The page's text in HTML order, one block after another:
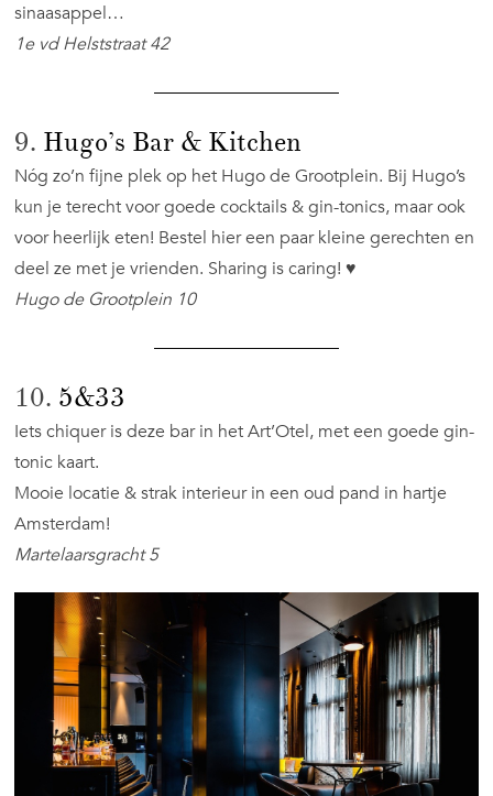
sinaasappel…
1evd Helststraat 42
9. Hugo’s Bar & Kitchen
Nóg zo’n fijne plek op het Hugo de Grootplein. Bij Hugo’s
kun je terecht voor goede cocktails & gin-tonics, maar ook
voor heerlijk eten! Bestel hier een paar kleine gerechten en
deel ze met je vrienden. Sharing is caring! ♥
Hugo de Grootplein 10
10. 5&33
Iets chiquer is deze bar in het Art’Otel, met een goede gin-
tonic kaart.
Mooie locatie & strak interieur in een oud pand in hartje
Amsterdam!
Martelaarsgracht 5